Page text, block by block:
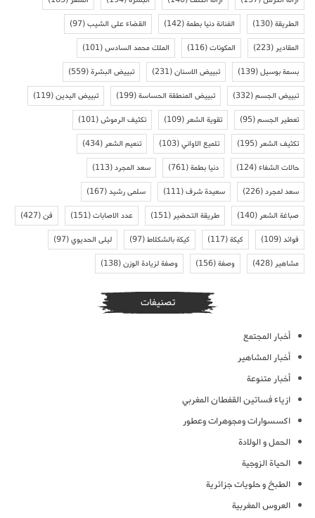
الطريقة(130) الفنانة دنيا بطمة(142) القضاء على الشيب(97)
المقادير(223) المكونات(116) الملك محمد السادس(101)
بسمة بوسيل(139) تبييض الاسنان(231) تبييض البشرة(559)
تبييض الجسم(332) تبييض المنطقة الحساسة(199) تبييض اليدين(119)
تعطير الجسم(95) تقوية الشعر(109) تكثيف الرموش(101)
تكثيف الشعر(195) تلميع الاواني(103) تنعيم الشعر(434)
حالات الشفاء(124) دنيا بطمة(761) سعد المجرد(113)
سعد لمجرد(226) سعيدة شرف(111) سلمى رشيد(167)
صباغة الشعر(140) طريقة التحضير(151) عدد الاصابات(151) فن(427)
فوائد(109) كيكة(117) كيكة بالشكلاط(97) ليلى الحديوي(97)
مشاهير(428) وصفة(156) وصفة لزيادة الوزن(138)
تصنيفات
أخبار المجتمع
أخبار المشاهير
أخبار متنوعة
ازياء فساتين القفطان المغربي
اكسسوارات ومجوهرات وعطور
الحمل و الولادة
الحياة الزوجية
الطبخ و حلويات جزائرية
العروس المغربية